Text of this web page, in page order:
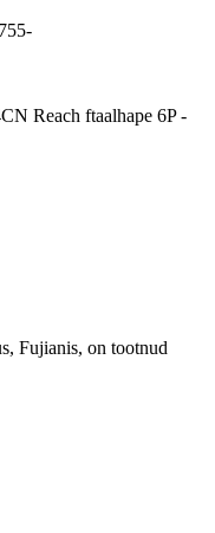
Reach ftaalhape 6P -
Fujianis, on tootnud